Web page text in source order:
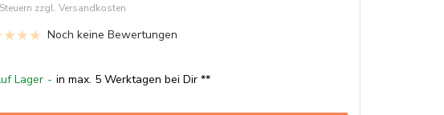
zzgl. Versandkosten
Noch keine Bewertungen
Lager - in max. 5 Werktagen bei Dir **